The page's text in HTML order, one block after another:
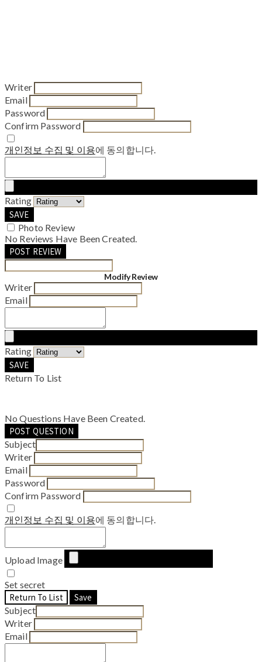
Writer
Email
Password
Confirm Password
개인정보 수집 및 이용에 동의합니다.
Rating
SAVE
Photo Review
No Reviews Have Been Created.
POST REVIEW
Modify Review
Writer
Email
Rating
SAVE
Return To List
No Questions Have Been Created.
POST QUESTION
Subject
Writer
Email
Password
Confirm Password
개인정보 수집 및 이용에 동의합니다.
Upload Image
Set secret
Return To List
Save
Subject
Writer
Email